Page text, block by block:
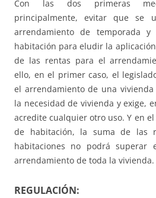
Con las dos primeras
principalmente, evitar que se
arrendamiento de temporada
habitación para eludir la
de las rentas para el
ello, en el primer caso, el
el arrendamiento de una
la necesidad de vivienda y exige,
acredite cualquier otro uso. Y en
de habitación, la suma de las
habitaciones no podrá superar
arrendamiento de toda la vivienda.
REGULACIÓN: